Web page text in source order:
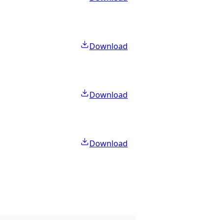
Download
Download
Download